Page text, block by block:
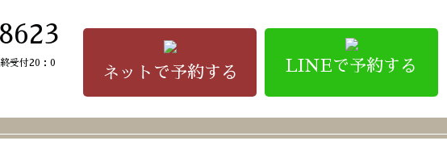
終受付20：0
ネットで予約する LINEで予約する